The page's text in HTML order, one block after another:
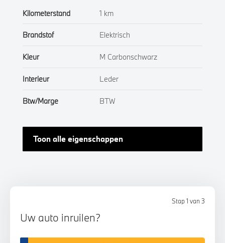
Stap 1 van 3
Uw auto inruilen?
Kilometerstand 1 km
Brandstof Elektrisch
Kleur M Carbonschwarz
Interieur Leder
Btw/Marge BTW
Toon alle eigenschappen